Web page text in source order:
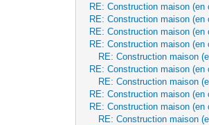
RE: Construction maison (en
RE: Construction maison (en
RE: Construction maison (en
RE: Construction maison (en
RE: Construction maison
RE: Construction maison (en
RE: Construction maison
RE: Construction maison (en
RE: Construction maison (en
RE: Construction maison